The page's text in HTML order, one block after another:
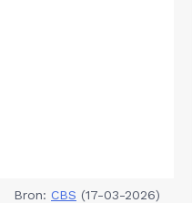
Bron: CBS (17-03-2026)